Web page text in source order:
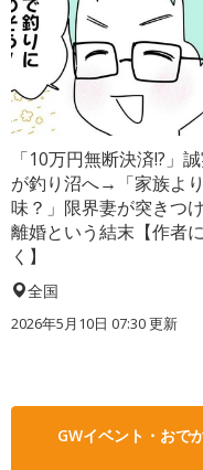
「10万円無断決済!?」
が釣り沼へ→「家族よ
味？」限界妻が突きつ
離婚という結末【作者
く】
全国
2026年5月10日 07:30 更新
GWイベント・おで